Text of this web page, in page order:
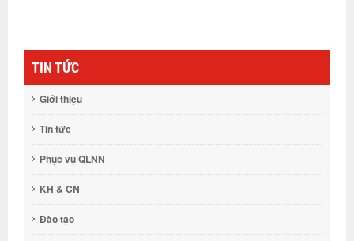
TIN TỨC
Giới thiệu
Tin tức
Phục vụ QLNN
KH & CN
Đào tạo